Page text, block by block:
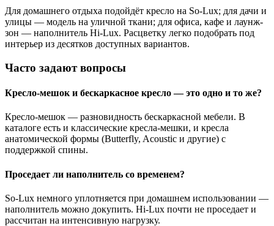
Для домашнего отдыха подойдёт кресло на So-Lux; для дачи и
улицы — модель на уличной ткани; для офиса, кафе и лаунж-
зон — наполнитель Hi-Lux. Расцветку легко подобрать под
интерьер из десятков доступных вариантов.
Часто задают вопросы
Кресло-мешок и бескаркасное кресло — это одно и то же?
Кресло-мешок — разновидность бескаркасной мебели. В
каталоге есть и классические кресла-мешки, и кресла
анатомической формы (Butterfly, Acoustic и другие) с
поддержкой спины.
Проседает ли наполнитель со временем?
So-Lux немного уплотняется при домашнем использовании —
наполнитель можно докупить. Hi-Lux почти не проседает и
рассчитан на интенсивную нагрузку.